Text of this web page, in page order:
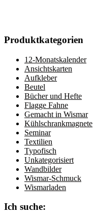
Produktkategorien
12-Monatskalender
Ansichtskarten
Aufkleber
Beutel
Bücher und Hefte
Flagge Fahne
Gemacht in Wismar
Kühlschrankmagnete
Seminar
Textilien
Typofisch
Unkategorisiert
Wandbilder
Wismar-Schmuck
Wismarladen
Ich suche: